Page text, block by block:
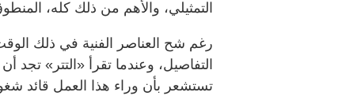
التمثيلي، والأهم من ذلك كله،
رغم شح العناصر الفنية في ذلك
التفاصيل، وعندما تقرأ «التتر»
تستشعر بأن وراء هذا العمل قائد